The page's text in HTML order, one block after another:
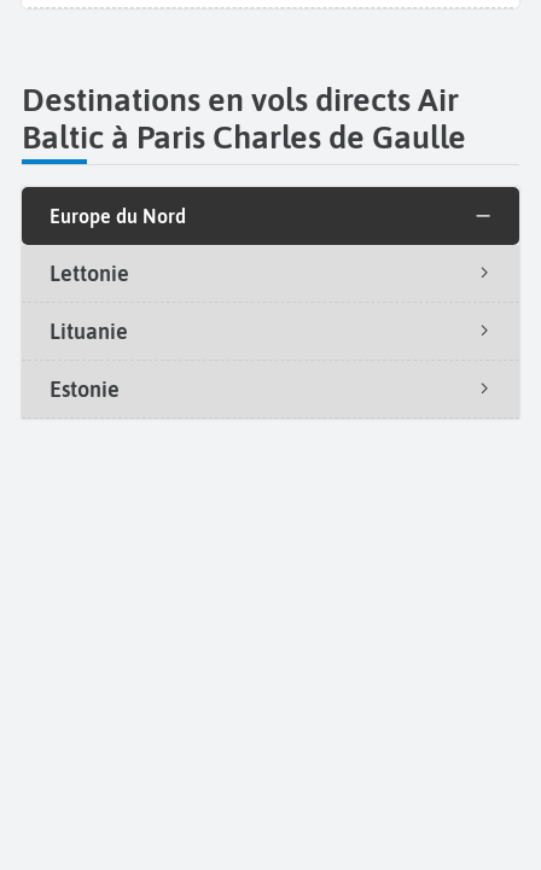
Destinations en vols directs Air
Baltic à Paris Charles de Gaulle
Europe du Nord
Lettonie
Lituanie
Estonie